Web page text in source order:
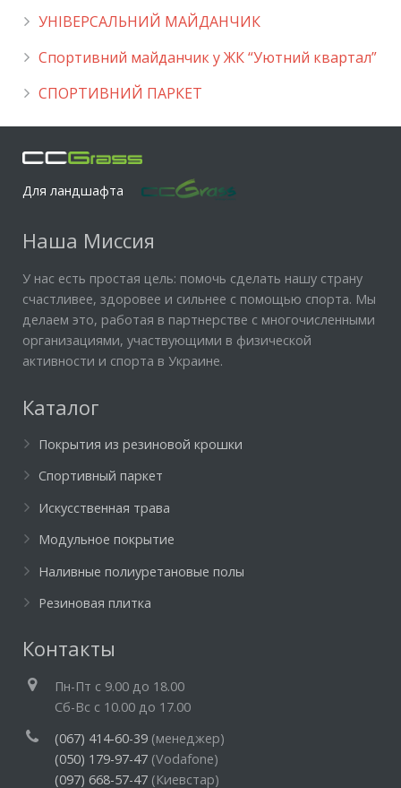
УНІВЕРСАЛЬНИЙ МАЙДАНЧИК
Cпортивний майданчик у ЖК “Уютний квартал”
СПОРТИВНИЙ ПАРКЕТ
Для ландшафта
Наша Миссия
У нас есть простая цель: помочь сделать нашу страну
счастливее, здоровее и сильнее с помощью спорта. Мы
делаем это, работая в партнерстве с многочисленными
организациями, участвующими в физической
активности и спорта в Украине.
Каталог
Покрытия из резиновой крошки
Спортивный паркет
Искусственная трава
Модульное покрытие
Наливные полиуретановые полы
Резиновая плитка
Контакты
Пн-Пт c 9.00 до 18.00
Cб-Вс с 10.00 до 17.00
(067) 414-60-39 (менеджер)
(050) 179-97-47 (Vodafone)
(097) 668-57-47 (Киевстар)